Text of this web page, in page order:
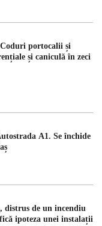
portocalii și
și caniculă în zeci
A1. Se închide
distrus de un incendiu
ipoteza unei instalații